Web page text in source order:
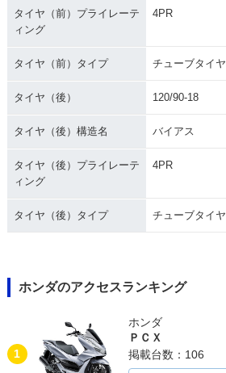
タイヤ（前）プライレーテ
ィング
4PR
タイヤ（前）タイプ チューブタイヤ
タイヤ（後） 120/90-18
タイヤ（後）構造名 バイアス
タイヤ（後）プライレーテ
ィング
4PR
タイヤ（後）タイプ チューブタイヤ
ホンダのアクセスランキング
1
ホンダ
ＰＣＸ
掲載台数：106